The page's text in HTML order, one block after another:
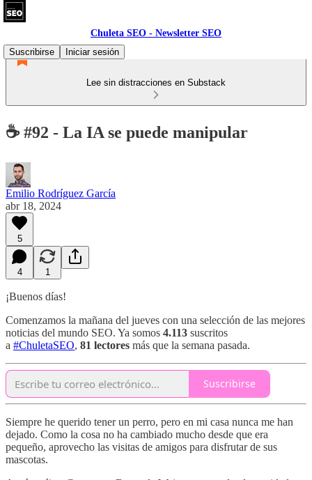
Chuleta SEO - Newsletter SEO
Suscribirse
Iniciar sesión
Lee sin distracciones en Substack
☕ #92 - La IA se puede manipular
Emilio Rodríguez García
abr 18, 2024
5
4 1
¡Buenos días!
Comenzamos la mañana del jueves con una selección de las mejores
noticias del mundo SEO. Ya somos 4.113 suscritos
a #ChuletaSEO, 81 lectores más que la semana pasada.
Suscribirse
Siempre he querido tener un perro, pero en mi casa nunca me han
dejado. Como la cosa no ha cambiado mucho desde que era
pequeño, aprovecho las visitas de amigos para disfrutar de sus
mascotas.